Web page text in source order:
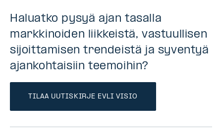
Haluatko pysyä ajan tasalla
markkinoiden liikkeistä, vastuullisen
sijoittamisen trendeistä ja syventyä
ajankohtaisiin teemoihin?
TILAA UUTISKIRJE EVLI VISIO